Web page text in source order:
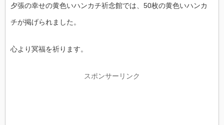
夕張の幸せの黄色いハンカチ祈念館では、50枚の黄色いハンカ
チが掲げられました。
心より冥福を祈ります。
スポンサーリンク